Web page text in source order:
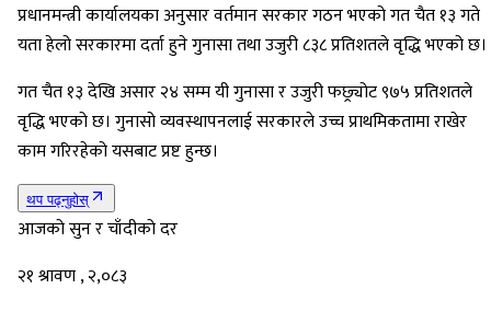
प्रधानमन्त्री कार्यालयका अनुसार वर्तमान सरकार गठन भएको गत चैत १३ गते
यता हेलो सरकारमा दर्ता हुने गुनासा तथा उजुरी ८३८ प्रतिशतले वृद्धि भएको छ।
गत चैत १३ देखि असार २४ सम्म यी गुनासा र उजुरी फछ्र्योट ९७५ प्रतिशतले
वृद्धि भएको छ। गुनासो व्यवस्थापनलाई सरकारले उच्च प्राथमिकतामा राखेर
काम गरिरहेको यसबाट प्रष्ट हुन्छ।
थप पढ्नुहोस्
आजको सुन र चाँदीको दर
२१ श्रावण , २,०८३